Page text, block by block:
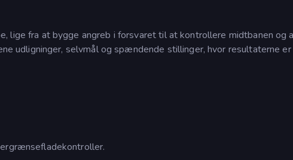
lige fra at bygge angreb i forsvaret til at kontrollere midtbanen og
udligninger, selvmål og spændende stillinger, hvor resultaterne er